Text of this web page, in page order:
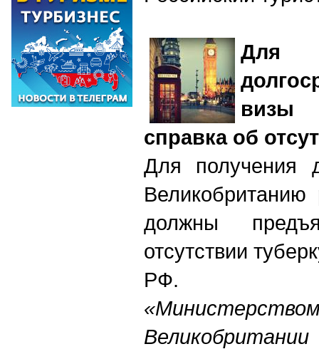
Для
справка об
Для получения
Великобританию
должны
отсутствии
РФ.